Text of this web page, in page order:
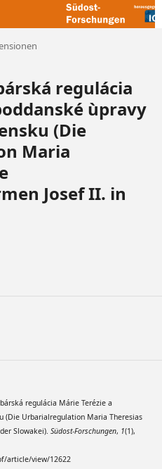
regulácia
ùpravy
(Die
Maria
Josef II. in
regulácia Márie Terézie a
(Die Urbarialregulation Maria Theresias
Slowakei). Südost-Forschungen, 1(1),
article/view/12622